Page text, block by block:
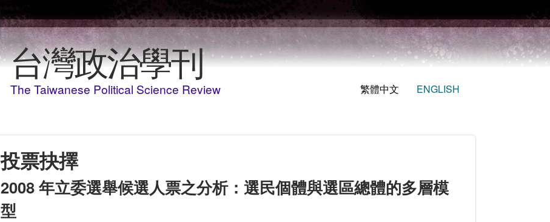
移至主內容
台灣政治學刊
The Taiwanese Political Science Review 繁體中文 ENGLISH
投票抉擇
2008 年立委選舉候選人票之分析：選民個體與選區總體的多層模
型